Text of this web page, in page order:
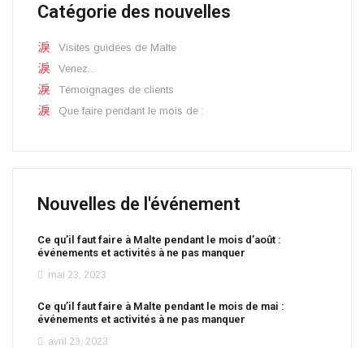
Catégorie des nouvelles
Visites guidées de Malte
Venez...
Témoignages de clients
Que faire pendant le mois de :
Nouvelles de l'événement
Ce qu’il faut faire à Malte pendant le mois d’août :
événements et activités à ne pas manquer
mai 23, 2023
Ce qu’il faut faire à Malte pendant le mois de mai :
événements et activités à ne pas manquer
avril 23, 2023